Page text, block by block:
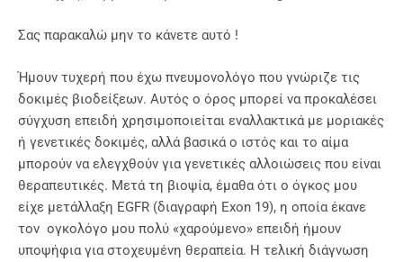
Σας παρακαλώ μην το κάνετε αυτό !
Ήμουν τυχερή που έχω πνευμονολόγο που γνώριζε τις
δοκιμές βιοδείξεων. Αυτός ο όρος μπορεί να προκαλέσει
σύγχυση επειδή χρησιμοποιείται εναλλακτικά με μοριακές
ή γενετικές δοκιμές, αλλά βασικά ο ιστός και το αίμα
μπορούν να ελεγχθούν για γενετικές αλλοιώσεις που είναι
θεραπευτικές. Μετά τη βιοψία, έμαθα ότι ο όγκος μου
είχε μετάλλαξη EGFR (διαγραφή Exon 19), η οποία έκανε
τον ογκολόγο μου πολύ «χαρούμενο» επειδή ήμουν
υποψήφια για στοχευμένη θεραπεία. Η τελική διάγνωση